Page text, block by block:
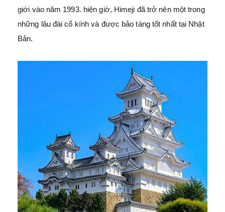
giới vào năm 1993. hiện giờ, Himeji đã trở nên một trong
những lâu đài cổ kính và được bảo tàng tốt nhất tại Nhật
Bản.